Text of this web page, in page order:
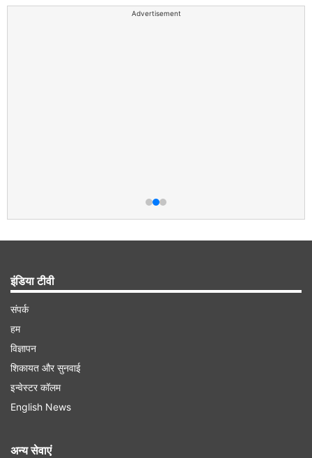
Advertisement
इंडिया टीवी
संपर्क
हम
विज्ञापन
शिकायत और सुनवाई
इन्वेस्टर कॉलम
English News
अन्य सेवाएं